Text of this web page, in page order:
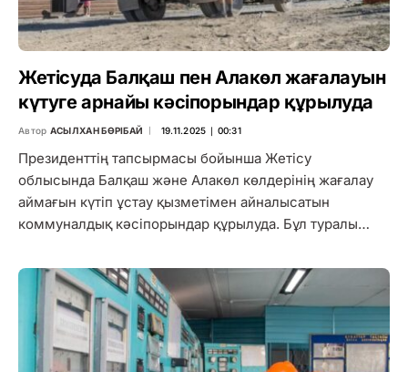
Жетісуда Балқаш пен Алакөл жағалауын
күтуге арнайы кәсіпорындар құрылуда
Автор АСЫЛХАН БӨРІБАЙ 19.11.2025 ∣ 00:31
Президенттің тапсырмасы бойынша Жетісу
облысында Балқаш және Алакөл көлдерінің жағалау
аймағын күтіп ұстау қызметімен айналысатын
коммуналдық кәсіпорындар құрылуда. Бұл туралы…